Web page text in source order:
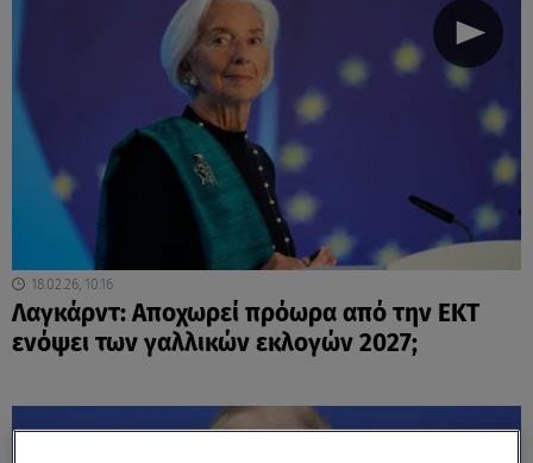
18.02.26, 10:16
Λαγκάρντ: Αποχωρεί πρόωρα από την ΕΚΤ
ενόψει των γαλλικών εκλογών 2027;